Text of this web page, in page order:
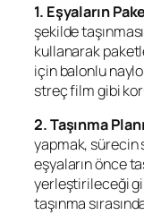
1. Eşyaların
şekilde
kullanarak
için balonlu
streç film gibi
2. Taşınma
yapmak, sürecin
eşyaların önce
yerleştirileceği
taşınma